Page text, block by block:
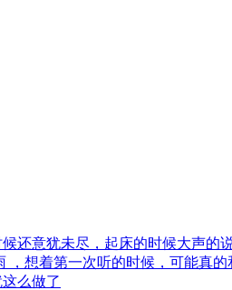
还意犹未尽，起床的时候大声
想着第一次听的时候，可能真
么做了